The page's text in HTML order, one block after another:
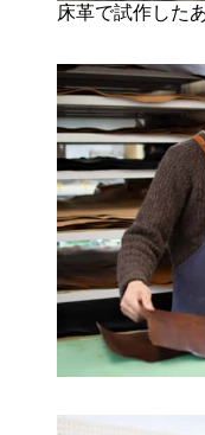
床革で試作した